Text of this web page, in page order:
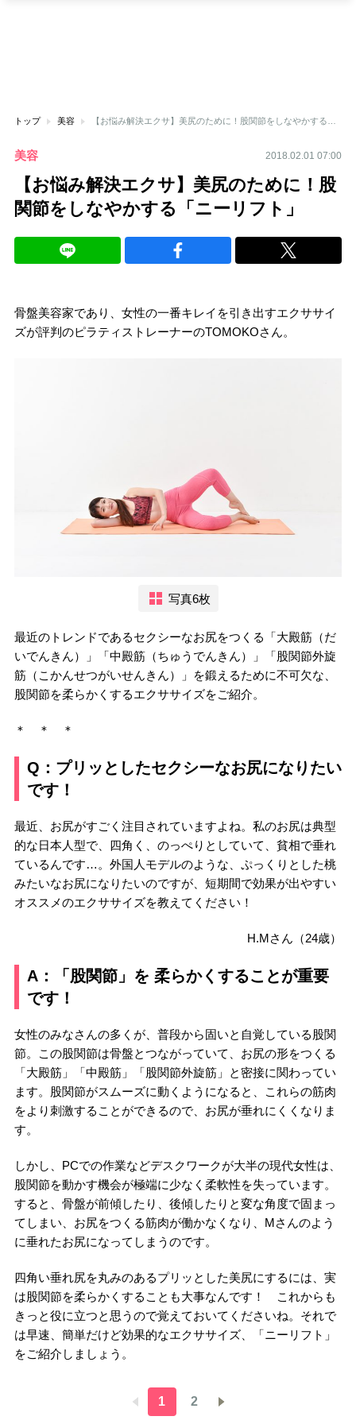
トップ 美容
美容 2018.02.01 07:00
【お悩み解決エクサ】美尻のために！股
関節をしなやかする「ニーリフト」
骨盤美容家であり、女性の一番キレイを引き出すエクササイ
ズが評判のピラティストレーナーのTOMOKOさん。
写真6枚
最近のトレンドであるセクシーなお尻をつくる「大殿筋（だ
いでんきん）」「中殿筋（ちゅうでんきん）」「股関節外旋
筋（こかんせつがいせんきん）」を鍛えるために不可欠な、
股関節を柔らかくするエクササイズをご紹介。
＊ ＊ ＊
Q：プリッとしたセクシーなお尻になりたい
です！
最近、お尻がすごく注目されていますよね。私のお尻は典型
的な日本人型で、四角く、のっぺりとしていて、貧相で垂れ
ているんです…。外国人モデルのような、ぷっくりとした桃
みたいなお尻になりたいのですが、短期間で効果が出やすい
オススメのエクササイズを教えてください！
H.Mさん（24歳）
A：「股関節」を 柔らかくすることが重要
です！
女性のみなさんの多くが、普段から固いと自覚している股関
節。この股関節は骨盤とつながっていて、お尻の形をつくる
「大殿筋」「中殿筋」「股関節外旋筋」と密接に関わってい
ます。股関節がスムーズに動くようになると、これらの筋肉
をより刺激することができるので、お尻が垂れにくくなりま
す。
しかし、PCでの作業などデスクワークが大半の現代女性は、
股関節を動かす機会が極端に少なく柔軟性を失っています。
すると、骨盤が前傾したり、後傾したりと変な角度で固まっ
てしまい、お尻をつくる筋肉が働かなくなり、Mさんのよう
に垂れたお尻になってしまうのです。
四角い垂れ尻を丸みのあるプリッとした美尻にするには、実
は股関節を柔らかくすることも大事なんです！ これからも
きっと役に立つと思うので覚えておいてくださいね。それで
は早速、簡単だけど効果的なエクササイズ、「ニーリフト」
をご紹介しましょう。
1 2